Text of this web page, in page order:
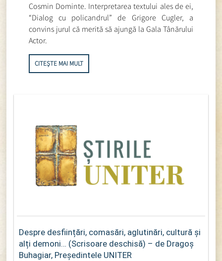
Cosmin Dominte. Interpretarea textului ales de ei,
“Dialog cu policandrul” de Grigore Cugler, a
convins jurul că merită să ajungă la Gala Tânărului
Actor.
CITEȘTE MAI MULT
Despre desființări, comasări, aglutinări, cultură și
alți demoni… (Scrisoare deschisă) – de Dragoș
Buhagiar, Președintele UNITER